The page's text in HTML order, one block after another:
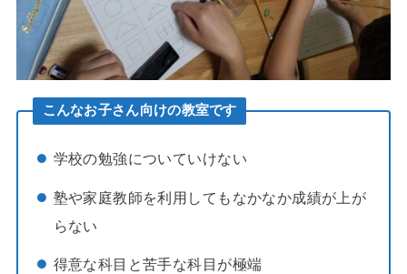
こんなお子さん向けの教室です
学校の勉強についていけない
塾や家庭教師を利用してもなかなか成績が上が
らない
得意な科目と苦手な科目が極端